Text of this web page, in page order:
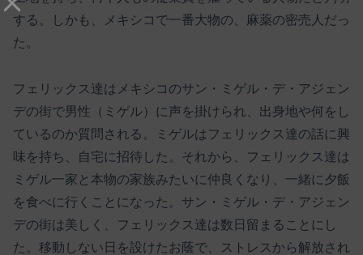
する。しかも、メキシコで一番大物の、麻薬の密売人だっ
た。
フェリックス達はメキシコのサン・ミゲル・デ・アジェン
デの街で男性（ミゲル）に声を掛けられ、出身地や何をし
ているのか質問される。ミゲルはフェリックス達の話に興
味を持ち、自宅に招待した。それから、フェリックス達は
ミゲル一家と本物の家族みたいに仲良くなり、一緒に夕飯
を食べに行くことになった。サン・ミゲル・デ・アジェン
デの街は美しく、フェリックス達は数日留まることにし
た。移動しない日を設けたお蔭で、ストレスから解放され